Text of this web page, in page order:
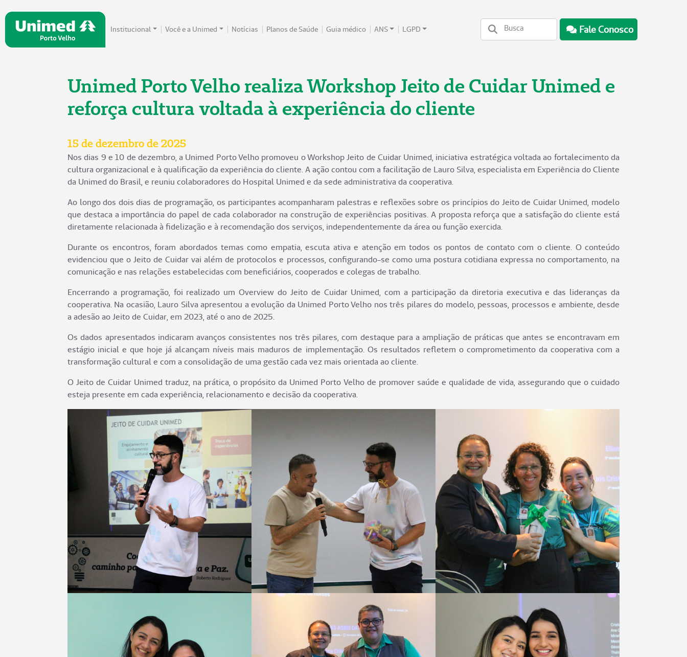
Institucional Você e a Unimed Notícias Planos de Saúde Guia médico ANS LGPD Fale Conosco
Unimed Porto Velho realiza Workshop Jeito de Cuidar Unimed e
reforça cultura voltada à experiência do cliente
15 de dezembro de 2025
Nos dias 9 e 10 de dezembro, a Unimed Porto Velho promoveu o Workshop Jeito de Cuidar Unimed, iniciativa estratégica voltada ao fortalecimento da
cultura organizacional e à qualificação da experiência do cliente. A ação contou com a facilitação de Lauro Silva, especialista em Experiência do Cliente
da Unimed do Brasil, e reuniu colaboradores do Hospital Unimed e da sede administrativa da cooperativa.
Ao longo dos dois dias de programação, os participantes acompanharam palestras e reflexões sobre os princípios do Jeito de Cuidar Unimed, modelo
que destaca a importância do papel de cada colaborador na construção de experiências positivas. A proposta reforça que a satisfação do cliente está
diretamente relacionada à fidelização e à recomendação dos serviços, independentemente da área ou função exercida.
Durante os encontros, foram abordados temas como empatia, escuta ativa e atenção em todos os pontos de contato com o cliente. O conteúdo
evidenciou que o Jeito de Cuidar vai além de protocolos e processos, configurando-se como uma postura cotidiana expressa no comportamento, na
comunicação e nas relações estabelecidas com beneficiários, cooperados e colegas de trabalho.
Encerrando a programação, foi realizado um Overview do Jeito de Cuidar Unimed, com a participação da diretoria executiva e das lideranças da
cooperativa. Na ocasião, Lauro Silva apresentou a evolução da Unimed Porto Velho nos três pilares do modelo, pessoas, processos e ambiente, desde
a adesão ao Jeito de Cuidar, em 2023, até o ano de 2025.
Os dados apresentados indicaram avanços consistentes nos três pilares, com destaque para a ampliação de práticas que antes se encontravam em
estágio inicial e que hoje já alcançam níveis mais maduros de implementação. Os resultados refletem o comprometimento da cooperativa com a
transformação cultural e com a consolidação de uma gestão cada vez mais orientada ao cliente.
O Jeito de Cuidar Unimed traduz, na prática, o propósito da Unimed Porto Velho de promover saúde e qualidade de vida, assegurando que o cuidado
esteja presente em cada experiência, relacionamento e decisão da cooperativa.